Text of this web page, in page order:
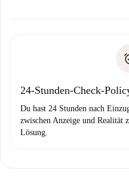
24-Stunden-Check-
Du hast 24 Stunden nach
zwischen Anzeige und Realität
Lösung.